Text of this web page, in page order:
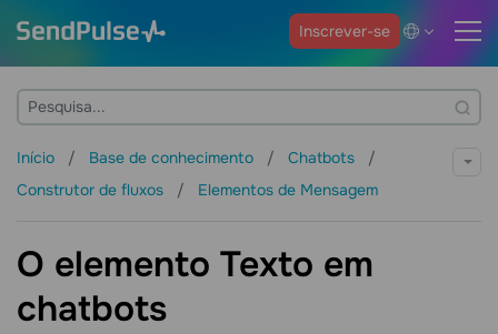
Inscrever-se
Início Base de conhecimento
Chatbots
Construtor de fluxos
Elementos de Mensagem
O elemento Texto em
chatbots